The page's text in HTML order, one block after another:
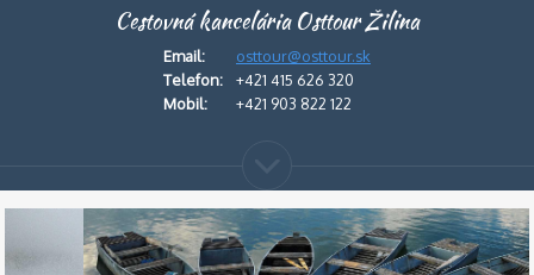
Cestovná kancelária Osttour Žilina
Email:
osttour@osttour.sk
Telefon:
+421 415 626 320
Mobil:
+421 903 822 122